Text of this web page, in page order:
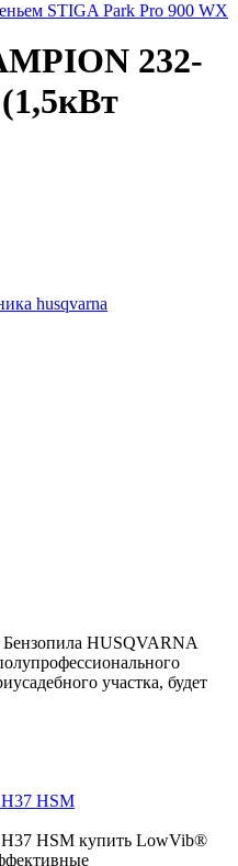
STIGA Park Pro 900 WX
232-
husqvarna
Бензопила HUSQVARNA
участка, будет
H37 HSM
H37 HSM купить LowVib®